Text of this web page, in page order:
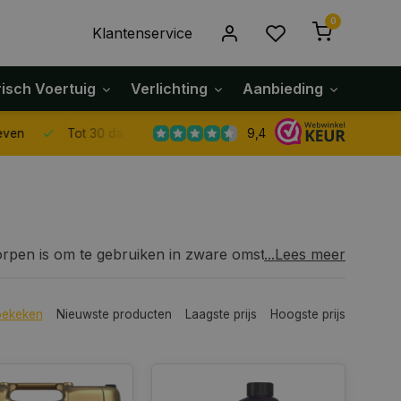
Klantenservice
0
Voertuig Verlichting Aanbieding
Tot 30 dagen retour sturen. 9,4
is om te gebruiken in zware omstandigheden
koude omstandigheden snel te kunnen
...Lees meer
Nieuwste producten Laagste prijs Hoogste prijs